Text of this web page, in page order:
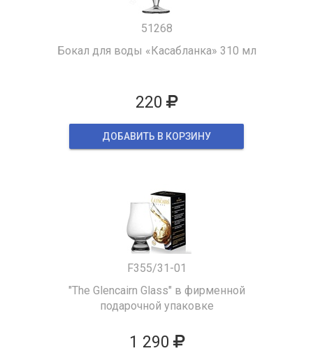
51268
Бокал для воды «Касабланка» 310 мл
220
ДОБАВИТЬ В КОРЗИНУ
F355/31-01
"The Glencairn Glass" в фирменной
подарочной упаковке
1 290